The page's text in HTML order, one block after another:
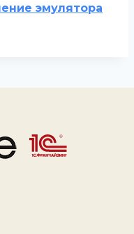
эмулятора